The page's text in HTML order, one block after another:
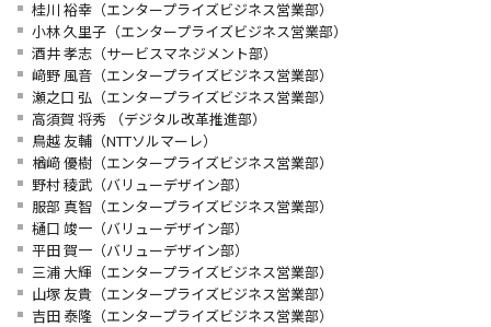
桂川 裕幸（エンタープライズビジネス営業部）
小林 久里子（エンタープライズビジネス営業部）
酒井 孝志（サービスマネジメント部）
﨑野 風音（エンタープライズビジネス営業部）
瀬之口 弘（エンタープライズビジネス営業部）
高須賀 将秀 （デジタル改革推進部）
鳥越 友輔（NTTソルマーレ）
楢﨑 優樹（エンタープライズビジネス営業部）
野村 稜武（バリューデザイン部）
服部 真智（エンタープライズビジネス営業部）
樋口 竣一（バリューデザイン部）
平田 賀一（バリューデザイン部）
三浦 大輝（エンタープライズビジネス営業部）
山塚 友貴（エンタープライズビジネス営業部）
吉田 泰隆（エンタープライズビジネス営業部）